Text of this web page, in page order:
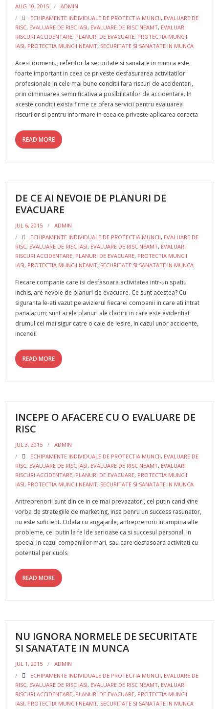
AUG 10, 2015
ADMIN
ECHIPAMENTE INDIVIDUALE DE PROTECTIA MUNCII, EVALUARE DE
RISC, EVALUARE DE RISC IASI, EVALUARE DE RISC NEAMT, EVALUARI
RISCURI ACCIDENTARE, PLANURI DE EVACUARE, PROTECTIA MUNCII
IASI, PROTECTIA MUNCII NEAMT, SECURITATE SI SANATATE IN MUNCA
Acest domeniu, referitor la securitate si sanatate in munca este
foarte important in ceea ce priveste desfasurarea activitatilor
profesionale in cele mai bune conditii fara riscuri de accidentari,
prin diminuarea semnificativa a posibilitatilor de accidentare. In
aceste conditii exista firme ce ofera servicii pentru evaluarea
riscurilor si pentru informare in ceea ce priveste aplicarea corecta
READ MORE
DE CE AI NEVOIE DE PLANURI DE
EVACUARE
JUL 6, 2015
ADMIN
ECHIPAMENTE INDIVIDUALE DE PROTECTIA MUNCII, EVALUARE DE
RISC, EVALUARE DE RISC IASI, EVALUARE DE RISC NEAMT, EVALUARI
RISCURI ACCIDENTARE, PLANURI DE EVACUARE, PROTECTIA MUNCII
IASI, PROTECTIA MUNCII NEAMT, SECURITATE SI SANATATE IN MUNCA
Fiecare companie care isi desfasoara activitatea intr-un spatiu
inchis, are nevoie de planuri de evacuare. Ce sunt acestea? Cu
siguranta le-ati vazut pe avizierul fiecarei companii in care ati intrat
pana acum; sunt acele planuri ale cladirii in care este evidentiat
drumul cel mai sigur catre o cale de iesire, in cazul unor accidente,
incendii
READ MORE
INCEPE O AFACERE CU O EVALUARE DE
RISC
JUL 3, 2015
ADMIN
ECHIPAMENTE INDIVIDUALE DE PROTECTIA MUNCII, EVALUARE DE
RISC, EVALUARE DE RISC IASI, EVALUARE DE RISC NEAMT, EVALUARI
RISCURI ACCIDENTARE, PLANURI DE EVACUARE, PROTECTIA MUNCII
IASI, PROTECTIA MUNCII NEAMT, SECURITATE SI SANATATE IN MUNCA
Antreprenorii sunt din ce in ce mai prevazatori, cel putin cand vine
vorba de strategiile de marketing, insa penru un success rasunator,
nu este suficient. Odata cu angajarile, antreprenorii intampina alte
probleme, cel putin la fe lde serioase ca si succesul personal. In
special in cazul companiilor mari, sau care desfasoara activitati cu
potential pericuols
READ MORE
NU IGNORA NORMELE DE SECURITATE
SI SANATATE IN MUNCA
JUL 1, 2015
ADMIN
ECHIPAMENTE INDIVIDUALE DE PROTECTIA MUNCII, EVALUARE DE
RISC, EVALUARE DE RISC IASI, EVALUARE DE RISC NEAMT, EVALUARI
RISCURI ACCIDENTARE, PLANURI DE EVACUARE, PROTECTIA MUNCII
IASI, PROTECTIA MUNCII NEAMT, SECURITATE SI SANATATE IN MUNCA